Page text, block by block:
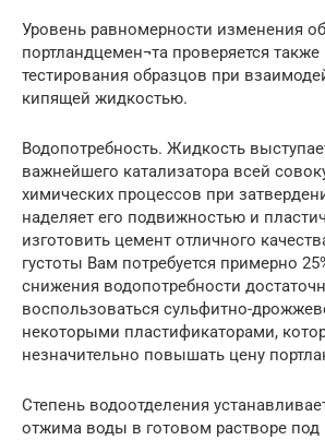
Уровень равномерности изменения
портландцемен¬та проверяется
тестирования образцов при
кипящей жидкостью.
Водопотребность. Жидкость
важнейшего катализатора всей
химических процессов при
наделяет его подвижностью и
изготовить цемент отличного
густоты Вам потребуется примерно
снижения водопотребности
воспользоваться сульфитно-
некоторыми пластификаторами,
незначительно повышать цену
Степень водоотделения
отжима воды в готовом растворе под